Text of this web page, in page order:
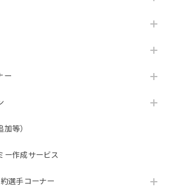
ー
等）
ー作成サービス
選手コーナー